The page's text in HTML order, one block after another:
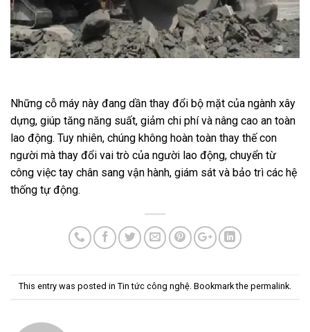
Những cỗ máy này đang dần thay đổi bộ mặt của ngành xây
dựng, giúp tăng năng suất, giảm chi phí và nâng cao an toàn
lao động. Tuy nhiên, chúng không hoàn toàn thay thế con
người mà thay đổi vai trò của người lao động, chuyển từ
công việc tay chân sang vận hành, giám sát và bảo trì các hệ
thống tự động.
This entry was posted in Tin tức công nghệ. Bookmark the permalink.